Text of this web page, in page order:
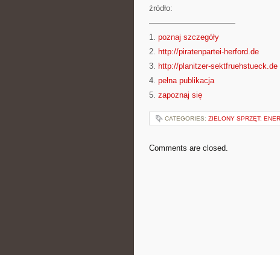
źródło:
———————————
1. poznaj szczegóły
2. http://piratenpartei-herford.de
3. http://planitzer-sektfruehstueck.de
4. pełna publikacja
5. zapoznaj się
CATEGORIES: ZIELONY SPRZĘT:
Comments are closed.